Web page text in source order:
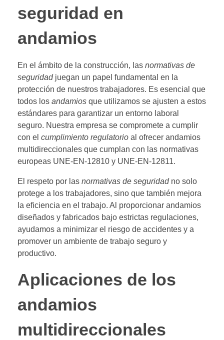
seguridad en
andamios
En el ámbito de la construcción, las normativas de
seguridadjuegan un papel fundamental en la
protección de nuestros trabajadores. Es esencial que
todos los andamios que utilizamos se ajusten a estos
estándares para garantizar un entorno laboral
seguro. Nuestra empresa se compromete a cumplir
con el cumplimiento regulatorio al ofrecer andamios
multidireccionales que cumplan con las normativas
europeas UNE-EN-12810 y UNE-EN-12811.
El respeto por las normativas de seguridadno solo
protege a los trabajadores, sino que también mejora
la eficiencia en el trabajo. Al proporcionar andamios
diseñados y fabricados bajo estrictas regulaciones,
ayudamos a minimizar el riesgo de accidentes y a
promover un ambiente de trabajo seguro y
productivo.
Aplicaciones de los
andamios
multidireccionales